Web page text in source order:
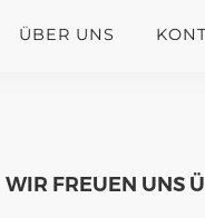
ÜBER UNS
WIR FREUEN UNS